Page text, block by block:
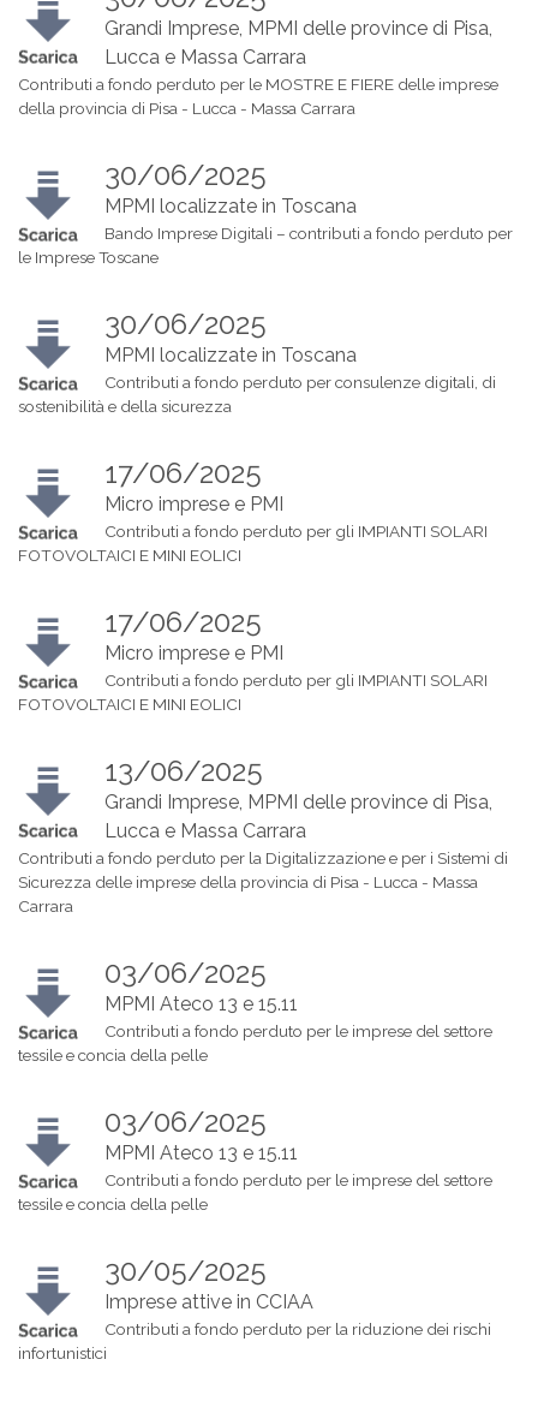
Grandi Imprese, MPMI delle province di Pisa,
Lucca e Massa Carrara
Contributi a fondo perduto per le MOSTRE E FIERE delle imprese
della provincia di Pisa - Lucca - Massa Carrara
30/06/2025
MPMI localizzate in Toscana
Bando Imprese Digitali – contributi a fondo perduto per
le Imprese Toscane
30/06/2025
MPMI localizzate in Toscana
Contributi a fondo perduto per consulenze digitali, di
sostenibilità e della sicurezza
17/06/2025
Micro imprese e PMI
Contributi a fondo perduto per gli IMPIANTI SOLARI
FOTOVOLTAICI E MINI EOLICI
17/06/2025
Micro imprese e PMI
Contributi a fondo perduto per gli IMPIANTI SOLARI
FOTOVOLTAICI E MINI EOLICI
13/06/2025
Grandi Imprese, MPMI delle province di Pisa,
Lucca e Massa Carrara
Contributi a fondo perduto per la Digitalizzazione e per i Sistemi di
Sicurezza delle imprese della provincia di Pisa - Lucca - Massa
Carrara
03/06/2025
MPMI Ateco 13 e 15.11
Contributi a fondo perduto per le imprese del settore
tessile e concia della pelle
03/06/2025
MPMI Ateco 13 e 15.11
Contributi a fondo perduto per le imprese del settore
tessile e concia della pelle
30/05/2025
Imprese attive in CCIAA
Contributi a fondo perduto per la riduzione dei rischi
infortunistici